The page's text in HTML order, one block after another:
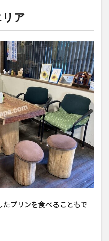
ア
プリンを食べることもで